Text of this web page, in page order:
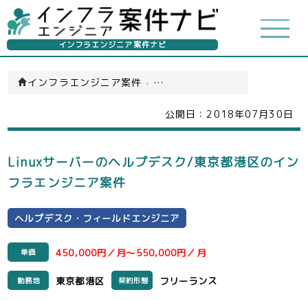
インフラエンジニア案件ナビ
インフラエンジニア案件 › ヘルプデスク・フィールドエン
公開日： 2018年07月30日
Linuxサーバーのヘルプデスク/東京都港区のイン
フラエンジニア案件
ヘルプデスク・フィールドエンジニア
単価 450,000円／月～550,000円／月
勤務地 東京都港区 契約形態 フリーランス